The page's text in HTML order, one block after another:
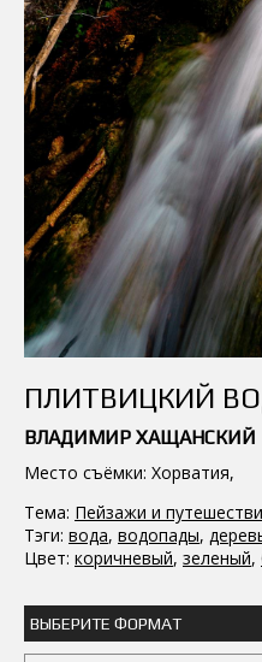
ПЛИТВИЦКИЙ
ВЛАДИМИР ХАЩАНСКИЙ
Место съёмки: Хорватия,
Тема: Пейзажи и
Тэги: вода, водопады,
Цвет: коричневый, зеленый,
ВЫБЕРИТЕ ФОРМАТ